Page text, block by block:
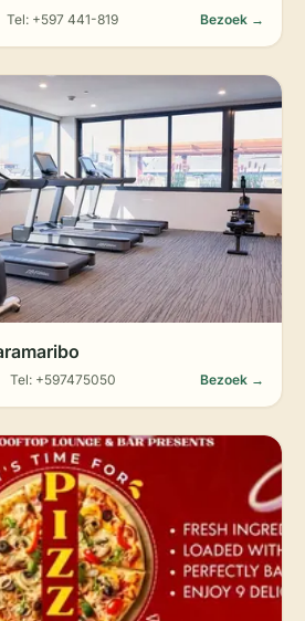
Tel: +597 441-819 Bezoek →
Tel: +597475050 Bezoek →